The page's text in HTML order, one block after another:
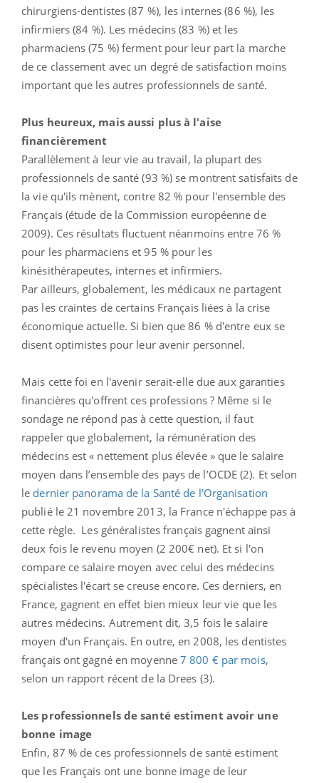
chirurgiens-dentistes (87 %), les internes (86 %), les
infirmiers (84 %). Les médecins (83 %) et les
pharmaciens (75 %) ferment pour leur part la marche
de ce classement avec un degré de satisfaction moins
important que les autres professionnels de santé.
Plus heureux, mais aussi plus à l'aise
financièrement
Parallèlement à leur vie au travail, la plupart des
professionnels de santé (93 %) se montrent satisfaits de
la vie qu'ils mènent, contre 82 % pour l'ensemble des
Français (étude de la Commission européenne de
2009). Ces résultats fluctuent néanmoins entre 76 %
pour les pharmaciens et 95 % pour les
kinésithérapeutes, internes et infirmiers.
Par ailleurs, globalement, les médicaux ne partagent
pas les craintes de certains Français liées à la crise
économique actuelle. Si bien que 86 % d'entre eux se
disent optimistes pour leur avenir personnel.
Mais cette foi en l'avenir serait-elle due aux garanties
financières qu'offrent ces professions ? Même si le
sondage ne répond pas à cette question, il faut
rappeler que globalement, la rémunération des
médecins est « nettement plus élevée » que le salaire
moyen dans l’ensemble des pays de l’OCDE (2). Et selon
le dernier panorama de la Santé de l’Organisation
publié le 21 novembre 2013, la France n'échappe pas à
cette règle. Les généralistes français gagnent ainsi
deux fois le revenu moyen (2 200€ net). Et si l'on
compare ce salaire moyen avec celui des médecins
spécialistes l'écart se creuse encore. Ces derniers, en
France, gagnent en effet bien mieux leur vie que les
autres médecins. Autrement dit, 3,5 fois le salaire
moyen d'un Français. En outre, en 2008, les dentistes
français ont gagné en moyenne7 800 € par mois,
selon un rapport récent de la Drees (3).
Les professionnels de santé estiment avoir une
bonne image
Enfin, 87 % de ces professionnels de santé estiment
que les Français ont une bonne image de leur